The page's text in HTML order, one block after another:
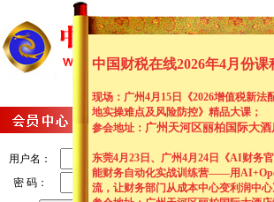
用户名：
密 码：
网站首
新闻资
中国财税在线2026年4月份课
现场：广州4月15日《2026增值税新法
地实操难点及风险防控》精品大课；
参会地址： 广州天河区丽柏国际大酒
东莞4月23日、广州4月24日《AI财务
能财务自动化实战训练营——用
流，让财务部门从成本中心变利润中